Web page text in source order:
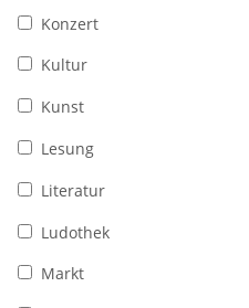
Konzert
Kultur
Kunst
Lesung
Literatur
Ludothek
Markt